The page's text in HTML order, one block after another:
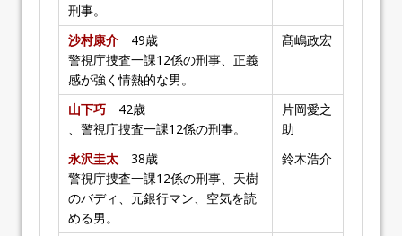
刑事。
沙村康介 49歳
警視庁捜査一課12係の刑事、正義
感が強く情熱的な男。
髙嶋政宏
山下巧 42歳
、警視庁捜査一課12係の刑事。
片岡愛之
助
永沢圭太 38歳
警視庁捜査一課12係の刑事、天樹
のバディ、元銀行マン、空気を読
める男。
鈴木浩介